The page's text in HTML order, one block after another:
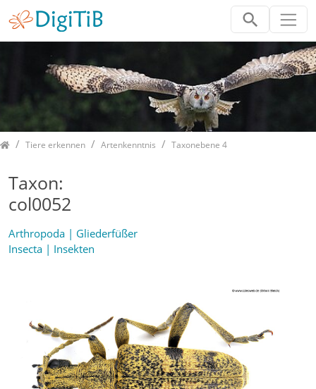
HomeTiere erkennen Artenkenntnis Taxonebene 4
Taxon:
col0052
Arthropoda | Gliederfüßer
Insecta | Insekten